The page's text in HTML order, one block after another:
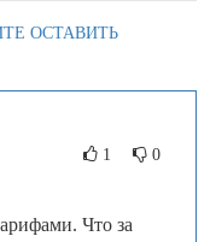
ОСТАВИТЬ
1 0
Что за